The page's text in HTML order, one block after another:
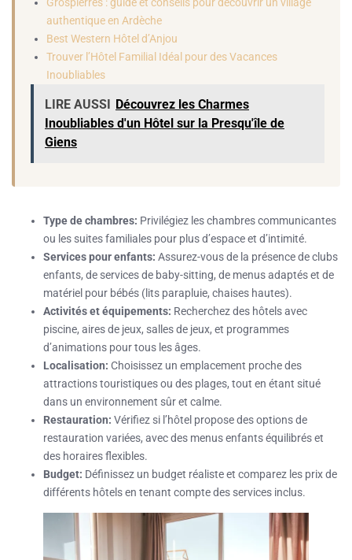
authentique en Ardèche
Best Western Hôtel d’Anjou
Trouver l’Hôtel Familial Idéal pour des Vacances
Inoubliables
LIRE AUSSI Découvrez les Charmes
Inoubliables d'un Hôtel sur la Presqu'île de
Giens
Type de chambres: Privilégiez les chambres communicantes
ou les suites familiales pour plus d’espace et d’intimité.
Services pour enfants: Assurez-vous de la présence de clubs
enfants, de services de baby-sitting, de menus adaptés et de
matériel pour bébés (lits parapluie, chaises hautes).
Activités et équipements: Recherchez des hôtels avec
piscine, aires de jeux, salles de jeux, et programmes
d’animations pour tous les âges.
Localisation: Choisissez un emplacement proche des
attractions touristiques ou des plages, tout en étant situé
dans un environnement sûr et calme.
Restauration: Vérifiez si l’hôtel propose des options de
restauration variées, avec des menus enfants équilibrés et
des horaires flexibles.
Budget: Définissez un budget réaliste et comparez les prix de
différents hôtels en tenant compte des services inclus.